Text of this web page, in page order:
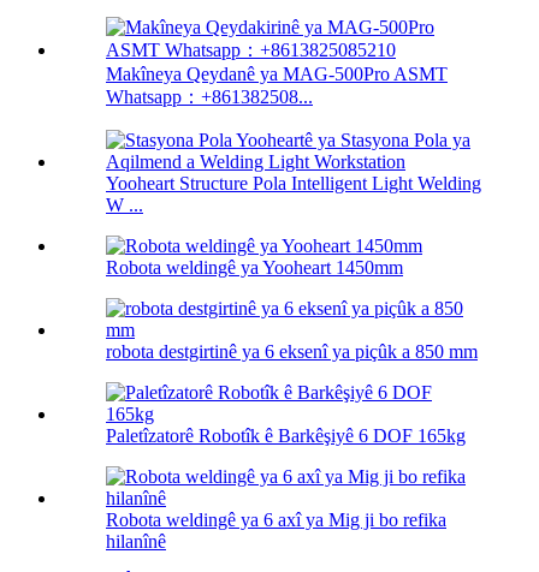
Makîneya Qeydanê ya MAG-500Pro ASMT
Whatsapp：+861382508...
Yooheart Structure Pola Intelligent Light Welding
W ...
Robota weldingê ya Yooheart 1450mm
robota destgirtinê ya 6 eksenî ya piçûk a 850 mm
Paletîzatorê Robotîk ê Barkêşiyê 6 DOF 165kg
Robota weldingê ya 6 axî ya Mig ji bo refika
hilanînê